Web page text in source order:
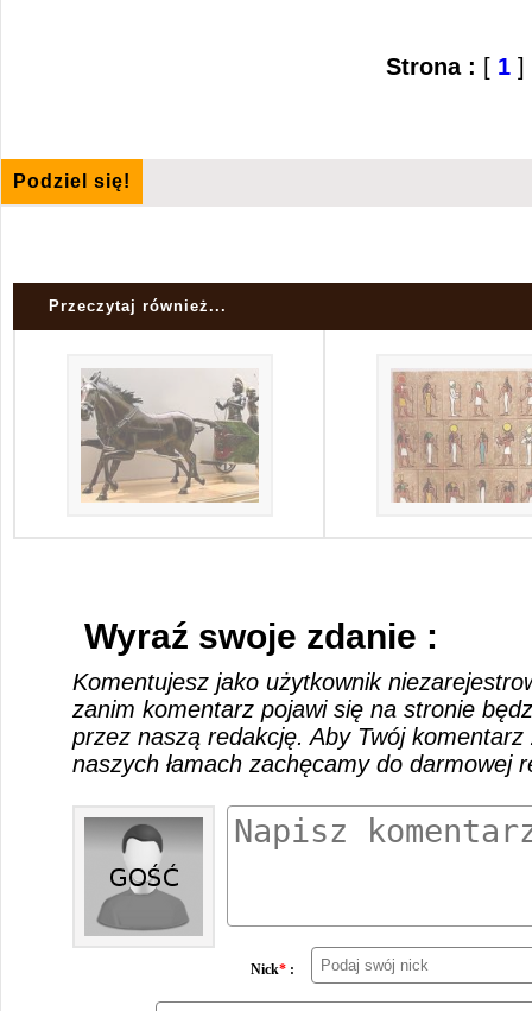
Strona : [1 ]
Podziel się!
Przeczytaj również...
Wyraź swoje zdanie :
Komentujesz jako użytkownik
zanim komentarz pojawi się na stronie
przez naszą redakcję. Aby Twój
naszych łamach zachęcamy do darmowej
Nick* :